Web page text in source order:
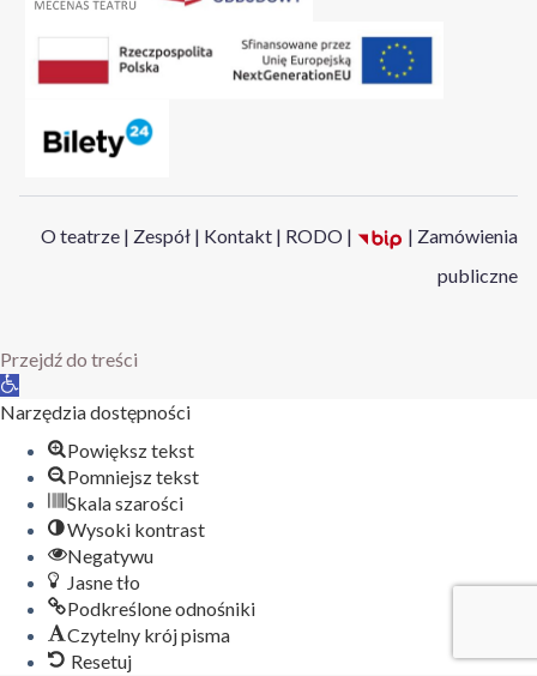
O teatrze | Zespół | Kontakt | RODO | | Zamówienia
publiczne
Przejdź do treści
Otwórz
pasek
narzędzi
Narzędzia dostępności
Powiększ tekst
Pomniejsz tekst
Skala szarości
Wysoki kontrast
Negatywu
Jasne tło
Podkreślone odnośniki
Czytelny krój pisma
Resetuj